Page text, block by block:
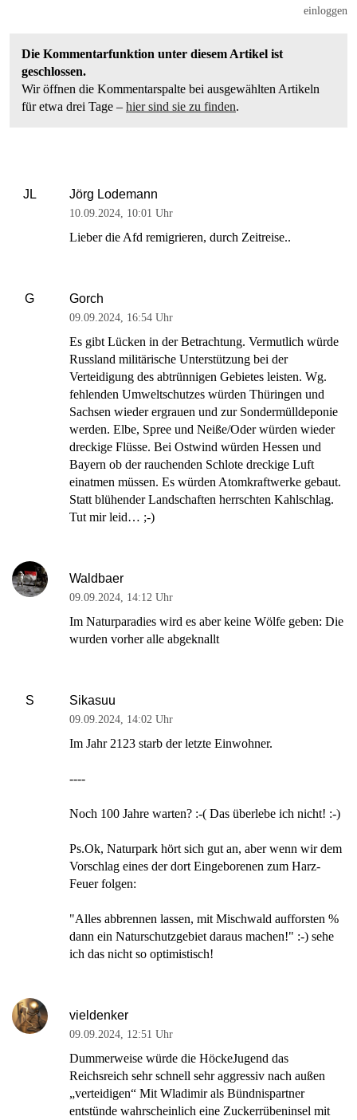
Die Kommentarfunktion unter diesem Artikel ist
geschlossen.
Wir öffnen die Kommentarspalte bei ausgewählten Artikeln
für etwa drei Tage – hier sind sie zu finden.
einloggen
JL Jörg Lodemann
10.09.2024, 10:01 Uhr
Lieber die Afd remigrieren, durch Zeitreise..
G Gorch
09.09.2024, 16:54 Uhr
Es gibt Lücken in der Betrachtung. Vermutlich würde
Russland militärische Unterstützung bei der
Verteidigung des abtrünnigen Gebietes leisten. Wg.
fehlenden Umweltschutzes würden Thüringen und
Sachsen wieder ergrauen und zur Sondermülldeponie
werden. Elbe, Spree und Neiße/Oder würden wieder
dreckige Flüsse. Bei Ostwind würden Hessen und
Bayern ob der rauchenden Schlote dreckige Luft
einatmen müssen. Es würden Atomkraftwerke gebaut.
Statt blühender Landschaften herrschten Kahlschlag.
Tut mir leid… ;-)
Waldbaer
09.09.2024, 14:12 Uhr
Im Naturparadies wird es aber keine Wölfe geben: Die
wurden vorher alle abgeknallt
S Sikasuu
09.09.2024, 14:02 Uhr
Im Jahr 2123 starb der letzte Einwohner.
----
Noch 100 Jahre warten? :-( Das überlebe ich nicht! :-)
Ps.Ok, Naturpark hört sich gut an, aber wenn wir dem
Vorschlag eines der dort Eingeborenen zum Harz-
Feuer folgen:
"Alles abbrennen lassen, mit Mischwald aufforsten %
dann ein Naturschutzgebiet daraus machen!" :-) sehe
ich das nicht so optimistisch!
vieldenker
09.09.2024, 12:51 Uhr
Dummerweise würde die HöckeJugend das
Reichsreich sehr schnell sehr aggressiv nach außen
„verteidigen“ Mit Wladimir als Bündnispartner
entstünde wahrscheinlich eine Zuckerrübeninsel mit